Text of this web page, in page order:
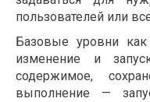
пользователей или
Базовые уровни
изменение и
содержимое,
выполнение —